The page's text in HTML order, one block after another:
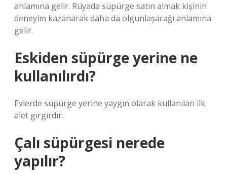
anlamına gelir. Rüyada süpürge satın almak kişinin
deneyim kazanarak daha da olgunlaşacağı anlamına
gelir.
Eskiden süpürge yerine ne
kullanılırdı?
Evlerde süpürge yerine yaygın olarak kullanılan ilk
alet gırgırdır.
Çalı süpürgesi nerede
yapılır?